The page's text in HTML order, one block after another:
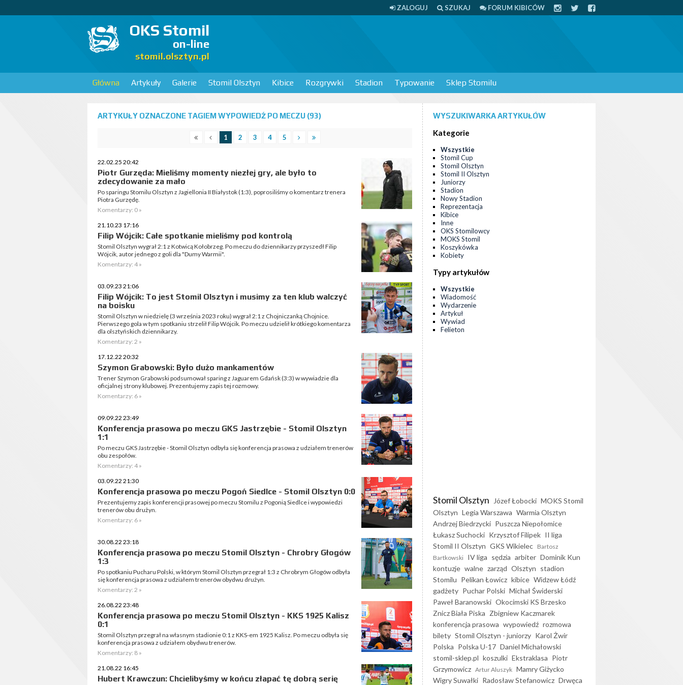
ZALOGUJ SZUKAJ FORUM KIBICÓW
OKS Stomil
on-line
stomil.olsztyn.pl
Główna Artykuły Galerie Stomil Olsztyn Kibice Rozgrywki Stadion Typowanie Sklep Stomilu
ARTYKUŁY OZNACZONE TAGIEM WYPOWIEDŹ PO MECZU (93)
1 2 3 4 5
22.02.25 20:42
Piotr Gurzęda: Mieliśmy momenty niezłej gry, ale było to
zdecydowanie za mało
Po sparingu Stomilu Olsztyn z Jagiellonia II Białystok (1:3), poprosiliśmy o komentarz trenera
Piotra Gurzędę.
Komentarzy: 0 »
21.10.23 17:16
Filip Wójcik: Całe spotkanie mieliśmy pod kontrolą
Stomil Olsztyn wygrał 2:1 z Kotwicą Kołobrzeg. Po meczu do dziennikarzy przyszedł Filip
Wójcik, autor jednego z goli dla "Dumy Warmii".
Komentarzy: 4 »
03.09.23 21:06
Filip Wójcik: To jest Stomil Olsztyn i musimy za ten klub walczyć
na boisku
Stomil Olsztyn w niedzielę (3 września 2023 roku) wygrał 2:1 z Chojniczanką Chojnice.
Pierwszego gola w tym spotkaniu strzelił Filip Wójcik. Po meczu udzielił krótkiego komentarza
dla olsztyńskich dziennikarzy.
Komentarzy: 2 »
17.12.22 20:32
Szymon Grabowski: Było dużo mankamentów
Trener Szymon Grabowski podsumował sparing z Jaguarem Gdańsk (3:3) w wywiadzie dla
oficjalnej strony klubowej. Prezentujemy zapis tej rozmowy.
Komentarzy: 6 »
09.09.22 23:49
Konferencja prasowa po meczu GKS Jastrzębie - Stomil Olsztyn
1:1
Po meczu GKS Jastrzębie - Stomil Olsztyn odbyła się konferencja prasowa z udziałem trenerów
obu zespołów.
Komentarzy: 4 »
03.09.22 21:30
Konferencja prasowa po meczu Pogoń Siedlce - Stomil Olsztyn 0:0
Prezentujemy zapis konferencji prasowej po meczu Stomilu z Pogonią Siedlce i wypowiedzi
trenerów obu drużyn.
Komentarzy: 6 »
30.08.22 23:18
Konferencja prasowa po meczu Stomil Olsztyn - Chrobry Głogów
1:3
Po spotkaniu Pucharu Polski, w którym Stomil Olsztyn przegrał 1:3 z Chrobrym Głogów odbyła
się konferencja prasowa z udziałem trenerów obydwu drużyn.
Komentarzy: 2 »
26.08.22 23:48
Konferencja prasowa po meczu Stomil Olsztyn - KKS 1925 Kalisz
0:1
Stomil Olsztyn przegrał na własnym stadionie 0:1 z KKS-em 1925 Kalisz. Po meczu odbyła się
konferencja prasowa z udziałem obydwu trenerów.
Komentarzy: 8 »
21.08.22 16:45
Hubert Krawczun: Chcielibyśmy w końcu złapać tę dobrą serię
WYSZUKIWARKA ARTYKUŁÓW
Kategorie
Wszystkie
Stomil Cup
Stomil Olsztyn
Stomil II Olsztyn
Juniorzy
Stadion
Nowy Stadion
Reprezentacja
Kibice
Inne
OKS Stomilowcy
MOKS Stomil
Koszykówka
Kobiety
Typy artykułów
Wszystkie
Wiadomość
Wydarzenie
Artykuł
Wywiad
Felieton
Stomil Olsztyn Józef Łobocki MOKS Stomil
Olsztyn Legia Warszawa Warmia Olsztyn
Andrzej Biedrzycki Puszcza Niepołomice
Łukasz Suchocki Krzysztof Filipek II liga
Stomil II Olsztyn GKS Wikielec Bartosz
Bartkowski IV liga sędzia arbiter Dominik Kun
kontuzje walne zarząd Olsztyn stadion
Stomilu Pelikan Łowicz kibice Widzew Łódź
gadżety Puchar Polski Michał Świderski
Paweł Baranowski Okocimski KS Brzesko
Znicz Biała Piska Zbigniew Kaczmarek
konferencja prasowa wypowiedź rozmowa
bilety Stomil Olsztyn - juniorzy Karol Żwir
Polska Polska U-17 Daniel Michałowski
stomil-sklep.pl koszulki Ekstraklasa Piotr
Grzymowicz Artur Aluszyk Mamry Giżycko
Wigry Suwałki Radosław Stefanowicz Drwęca